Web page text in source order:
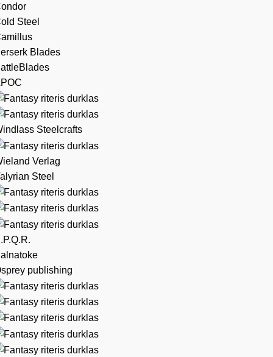
Steel
Blades
Steelcrafts
Verlag
Steel
publishing